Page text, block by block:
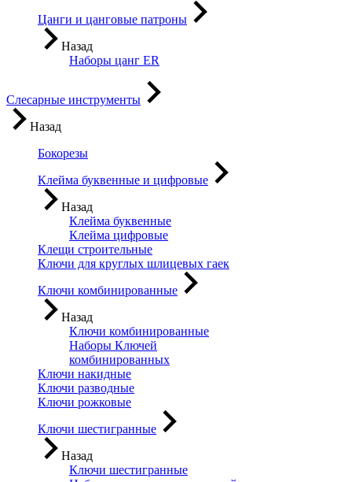
Цанги и цанговые патроны
Назад
Наборы цанг ER
Слесарные инструменты
Назад
Бокорезы
Клейма буквенные и цифровые
Назад
Клейма буквенные
Клейма цифровые
Клещи строительные
Ключи для круглых шлицевых гаек
Ключи комбинированные
Назад
Ключи комбинированные
Наборы Ключей
комбинированных
Ключи накидные
Ключи разводные
Ключи рожковые
Ключи шестигранные
Назад
Ключи шестигранные